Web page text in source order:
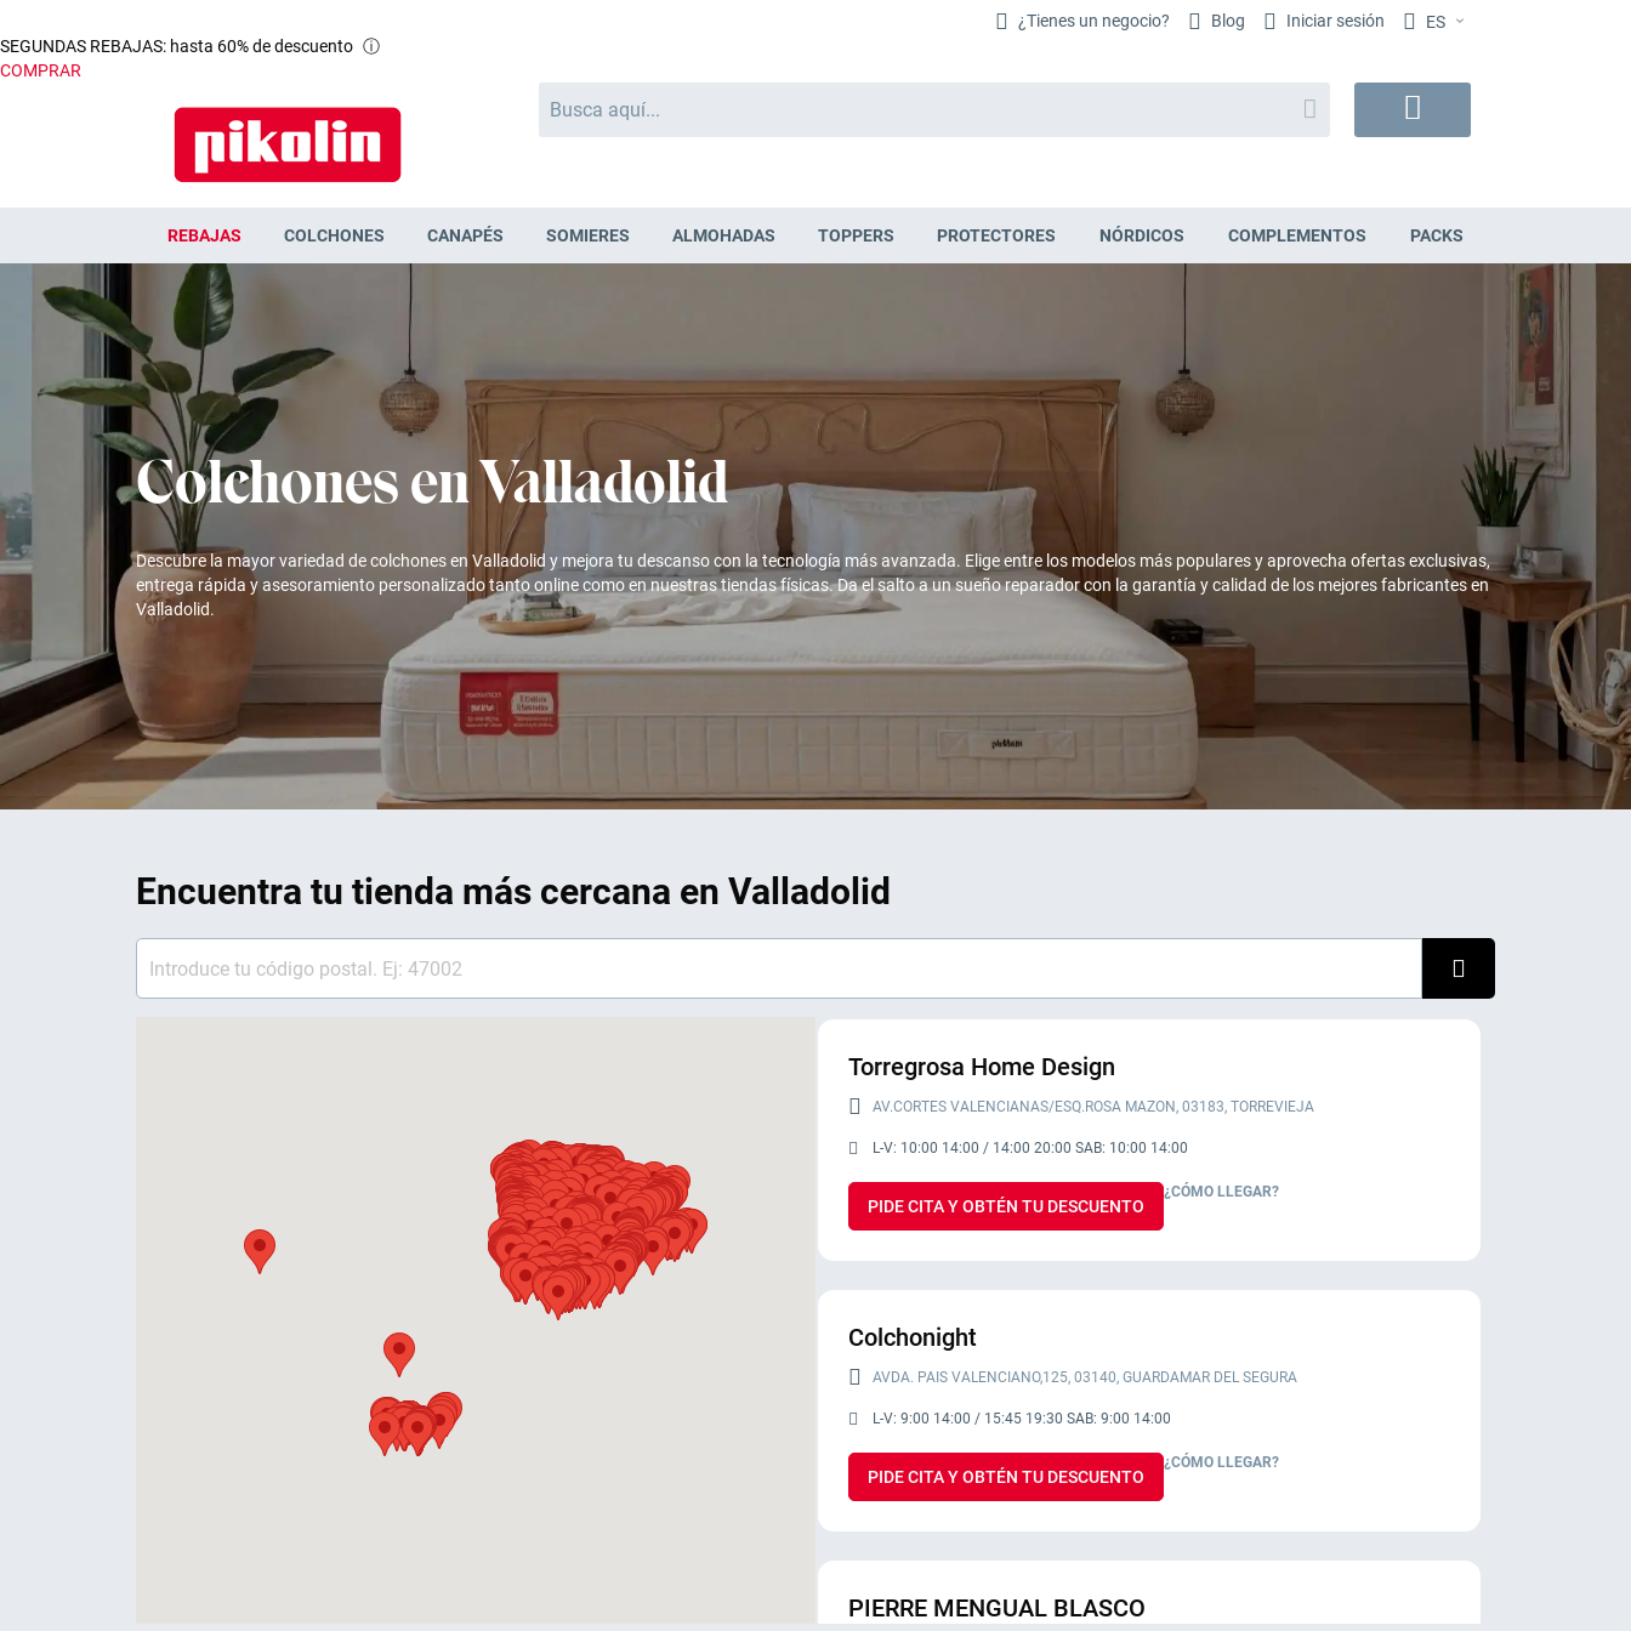
¿Tienes un negocio? Blog Iniciar sesión ES
Buscar
Buscar
SEGUNDAS REBAJAS: hasta 60% de descuento ⓘ
COMPRAR
REBAJAS COLCHONES CANAPÉS SOMIERES ALMOHADAS TOPPERS PROTECTORES NÓRDICOS COMPLEMENTOS PACKS
Colchones en Valladolid
Descubre la mayor variedad de colchones en Valladolid y mejora tu descanso con la tecnología más avanzada. Elige entre los modelos más populares y aprovecha ofertas exclusivas,
entrega rápida y asesoramiento personalizado tanto online como en nuestras tiendas físicas. Da el salto a un sueño reparador con la garantía y calidad de los mejores fabricantes en
Valladolid.
Encuentra tu tienda más cercana en Valladolid
Torregrosa Home Design
AV.CORTES VALENCIANAS/ESQ.ROSA MAZON, 03183, TORREVIEJA
L-V: 10:00 14:00 / 14:00 20:00 SAB: 10:00 14:00
PIDE CITA Y OBTÉN TU DESCUENTO
¿CÓMO LLEGAR?
Colchonight
AVDA. PAIS VALENCIANO,125, 03140, GUARDAMAR DEL SEGURA
L-V: 9:00 14:00 / 15:45 19:30 SAB: 9:00 14:00
PIDE CITA Y OBTÉN TU DESCUENTO
¿CÓMO LLEGAR?
PIERRE MENGUAL BLASCO